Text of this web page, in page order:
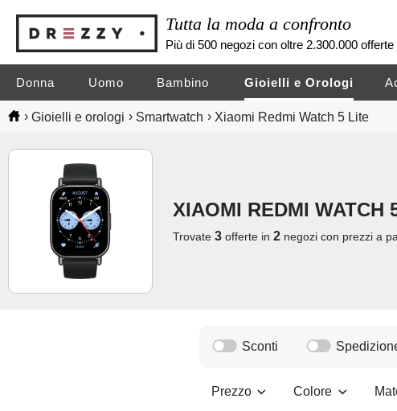
Tutta la moda a confronto
Più di 500 negozi con oltre 2.300.000 offerte
Donna Uomo Bambino Gioielli e Orologi
› Gioielli e orologi › Smartwatch › Xiaomi Redmi Watch 5 Lite
XIAOMI REDMI WATCH
Trovate 3 offerte in 2 negozi con prezzi a
Sconti
Prezzo Colore